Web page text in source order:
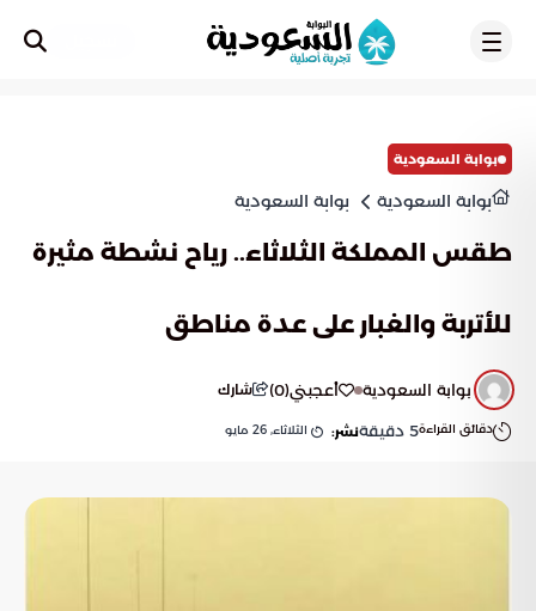
بوابة السعودية
بوابة السعودية بوابة السعودية
طقس المملكة الثلاثاء.. رياح نشطة مثيرة
للأتربة والغبار على عدة مناطق
بوابة السعودية أعجبني(
0
) شارك
دقائق القراءة5 دقيقةنشر: الثلاثاء, 26 مايو